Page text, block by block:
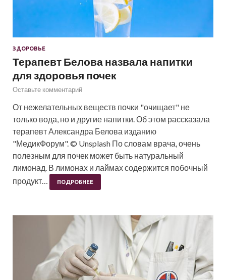
ЗДОРОВЬЕ
Терапевт Белова назвала напитки
для здоровья почек
Оставьте комментарий
От нежелательных веществ почки "очищает" не
только вода, но и другие напитки. Об этом рассказала
терапевт Александра Белова изданию
"МедикФорум". © Unsplash По словам врача, очень
полезным для почек может быть натуральный
лимонад. В лимонах и лаймах содержится побочный
продукт…
ПОДРОБНЕЕ